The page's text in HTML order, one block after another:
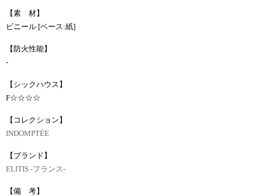
【素 材】
ビニール [ベース:紙]
【防火性能】
-
【シックハウス】
F☆☆☆☆
【コレクション】
INDOMPTÉE
【ブランド】
ELITIS -フランス-
【備 考】